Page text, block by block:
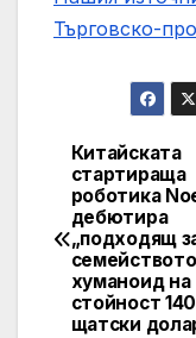
Търговско-
Post
Китайската
стартираща
роботика
дебютира
„подходящ
хуманоид на
стойност
щатски